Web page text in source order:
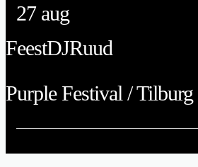
27aug
FeestDJRuud
Purple Festival / Tilburg